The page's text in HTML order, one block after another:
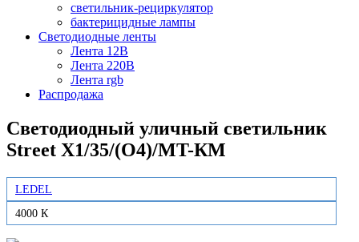
светильник-рециркулятор
бактерицидные лампы
Светодиодные ленты
Лента 12В
Лента 220В
Лента rgb
Распродажа
Светодиодный уличный светильник
Street X1/35/(O4)/MT-КМ
LEDEL
4000 К